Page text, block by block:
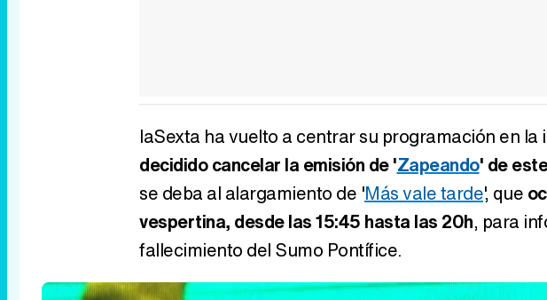
laSexta ha vuelto a centrar su programación en la
decidido cancelar la emisión de 'Zapeando' de
se deba al alargamiento de 'Más vale tarde', que
vespertina, desde las 15:45 hasta las 20h, para
fallecimiento del Sumo Pontífice.